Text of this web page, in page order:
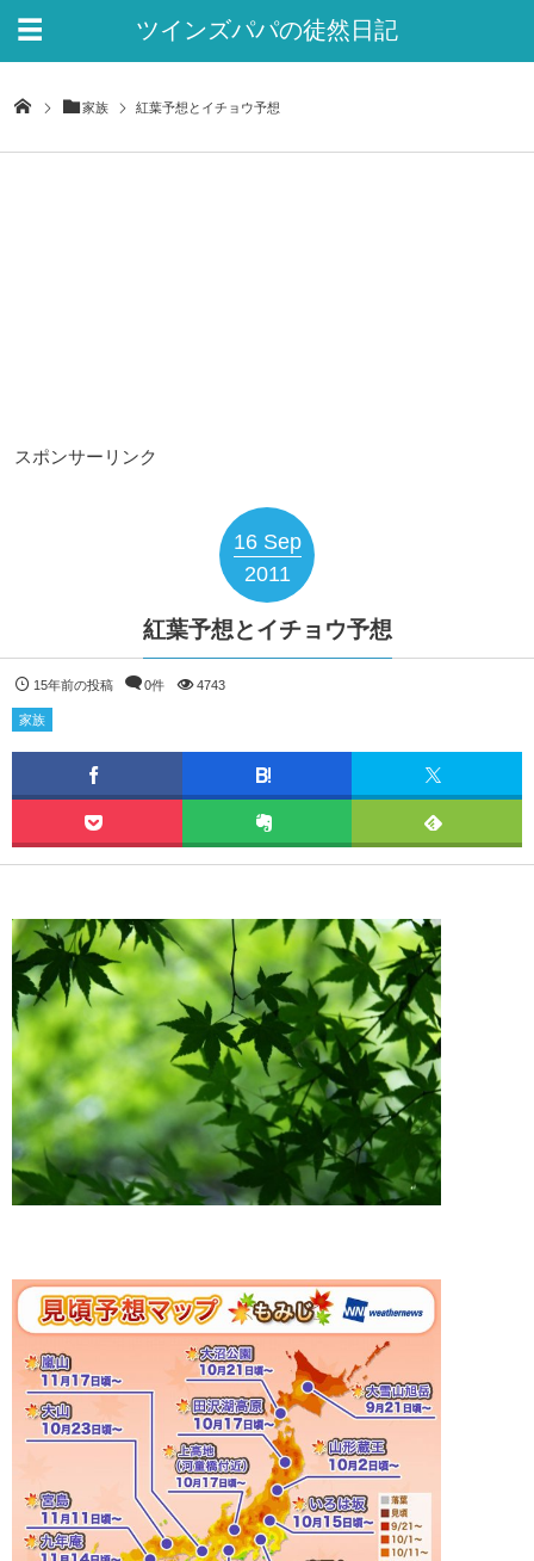
ツインズパパの徒然日記
家族 紅葉予想とイチョウ予想
スポンサーリンク
16 Sep
2011
紅葉予想とイチョウ予想
15年前の投稿 0件 4743
家族